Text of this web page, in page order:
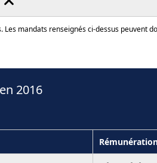
mandats renseignés ci-dessus peuvent
2016